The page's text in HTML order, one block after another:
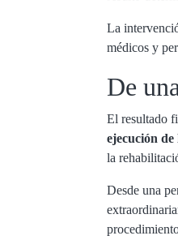
La
médicos y
De
El resultado
ejecución de
la
Desde una